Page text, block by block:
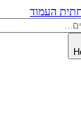
העמוד